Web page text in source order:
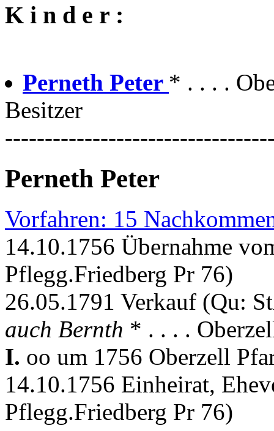
K i n d e r :
Perneth Peter * . . . .
Besitzer
Perneth Peter
Vorfahren: 15
14.10.1756 Übernahme
Pflegg.Friedberg Pr 76)
26.05.1791 Verkauf (Qu:
auch Bernth * . . . .
I. oo um 1756 Oberzell
14.10.1756 Einheirat,
Pflegg.Friedberg Pr 76)